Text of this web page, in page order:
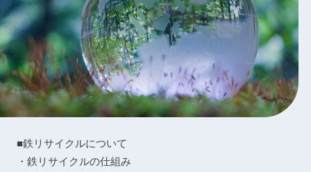
■鉄リサイクルについて
・鉄リサイクルの仕組み